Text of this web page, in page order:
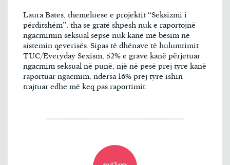
Laura Bates, themeluese e projektit “Seksizmi i
përditshëm”, tha se gratë shpesh nuk e raportojnë
ngacmimin seksual sepse nuk kanë më besim në
sistemin qeverisës. Sipas të dhënave të hulumtimit
TUC/Everyday Sexism, 52% e grave kanë përjetuar
ngacmim seksual në punë, një në pesë prej tyre kanë
raportuar ngacmim, ndërsa 16% prej tyre ishin
trajtuar edhe më keq pas raportimit.